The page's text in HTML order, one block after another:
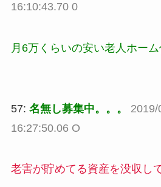
16:10:43.70 0
月6万くらいの安い老人ホー
57: 名無し募集中。。。
2019/
16:27:50.06 O
老害が貯めてる資産を没収し